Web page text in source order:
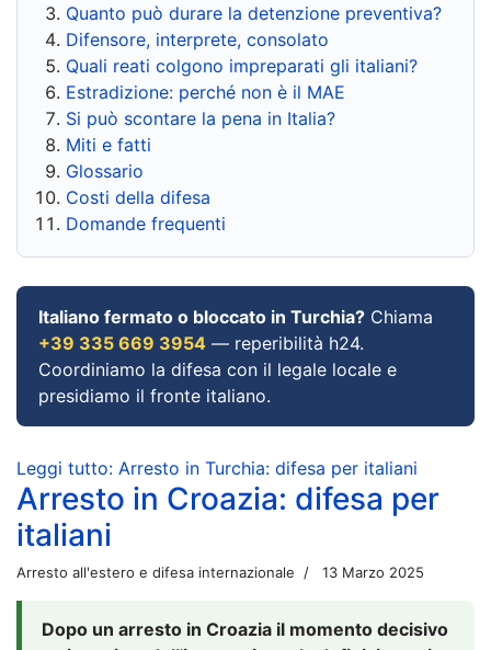
Quanto può durare la detenzione preventiva?
Difensore, interprete, consolato
Quali reati colgono impreparati gli italiani?
Estradizione: perché non è il MAE
Si può scontare la pena in Italia?
Miti e fatti
Glossario
Costi della difesa
Domande frequenti
Italiano fermato o bloccato in Turchia? Chiama
+39 335 669 3954 — reperibilità h24.
Coordiniamo la difesa con il legale locale e
presidiamo il fronte italiano.
Leggi tutto: Arresto in Turchia: difesa per italiani
Arresto in Croazia: difesa per
italiani
Arresto all'estero e difesa internazionale 13 Marzo 2025
Dopo un arresto in Croazia il momento decisivo